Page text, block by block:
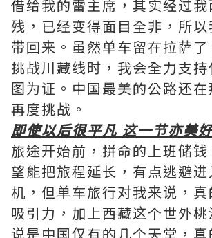
借给我的雷主席，其实经过
残，已经变得面目全非，所以
带回来。虽然单车留在拉萨
挑战川藏线时，我会全力支
图为证。中国最美的公路还
再度挑战。
即使以后很平凡 这一节亦美
旅途开始前，拼命的上班储
望能把旅程延长，有点逃避
机，但单车旅行对我来说，
吸引力，加上西藏这个世外
说是中国仅有的几个天堂，